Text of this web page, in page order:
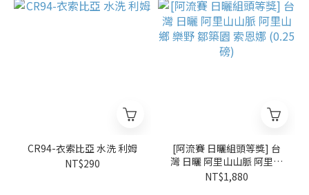
CR94-衣索比亞 水洗 利姆
NT$290
[阿流賽 日曬組頭等獎] 台
灣 日曬 阿里山山脈 阿里山
鄉 樂野 鄒築園 索恩娜
(0.25磅)
NT$1,880